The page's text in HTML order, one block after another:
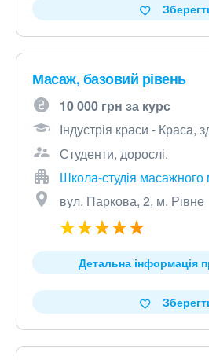
Масаж, базовий рівень
10 000 грн за курс
Індустрія краси - Краса,
Студенти, дорослі.
Школа-студія масажного
вул. Паркова, 2, м. Рівне
Детальна інформація